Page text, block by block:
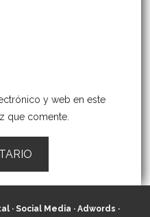
y web en este
que comente.
· Social Media · Adwords ·